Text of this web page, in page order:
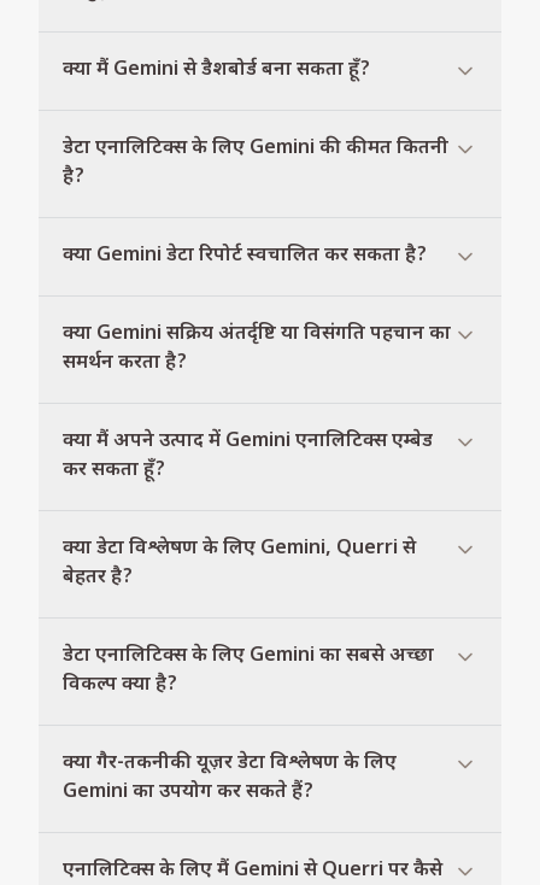
क्या मैं Gemini से डैशबोर्ड बना सकता हूँ?
डेटा एनालिटिक्स के लिए Gemini की कीमत कितनी
है?
क्या Gemini डेटा रिपोर्ट स्वचालित कर सकता है?
क्या Gemini सक्रिय अंतर्दृष्टि या विसंगति पहचान का
समर्थन करता है?
क्या मैं अपने उत्पाद में Gemini एनालिटिक्स एम्बेड
कर सकता हूँ?
क्या डेटा विश्लेषण के लिए Gemini, Querri से
बेहतर है?
डेटा एनालिटिक्स के लिए Gemini का सबसे अच्छा
विकल्प क्या है?
क्या गैर-तकनीकी यूज़र डेटा विश्लेषण के लिए
Gemini का उपयोग कर सकते हैं?
एनालिटिक्स के लिए मैं Gemini से Querri पर कैसे